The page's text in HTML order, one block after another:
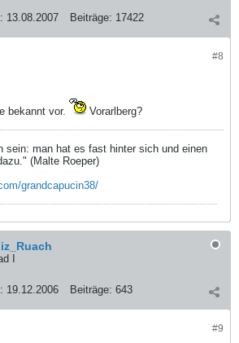
13.08.2007 Beiträge: 17422
#8
bekannt vor. Vorarlberg?
sein: man hat es fast hinter sich und einen
(Malte Roeper)
grandcapucin38/
I
19.12.2006 Beiträge: 643
#9